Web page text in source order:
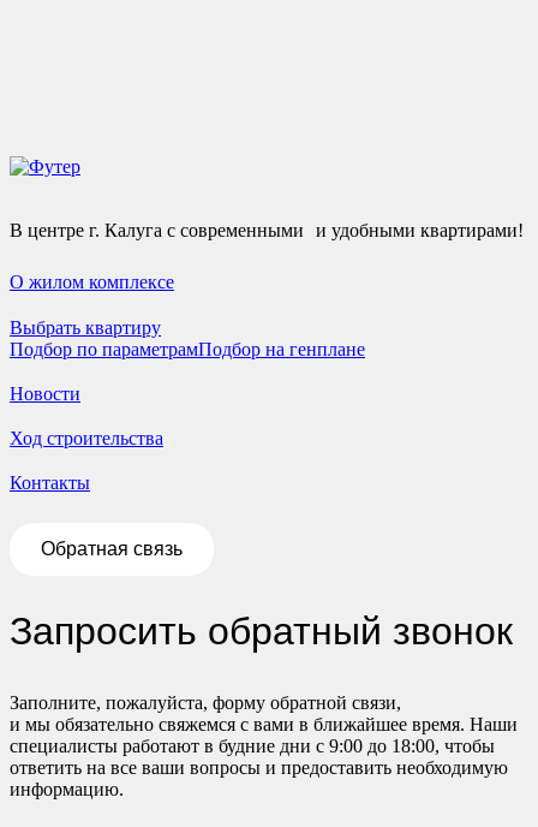
В центре г. Калуга с современными и удобными квартирами!
О жилом комплексе
Выбрать квартиру
Подбор по параметрамПодбор на генплане
Новости
Ход строительства
Контакты
Обратная связь
Запросить обратный звонок
Заполните, пожалуйста, форму обратной связи,
и мы обязательно свяжемся с вами в ближайшее время. Наши
специалисты работают в будние дни с 9:00 до 18:00, чтобы
ответить на все ваши вопросы и предоставить необходимую
информацию.